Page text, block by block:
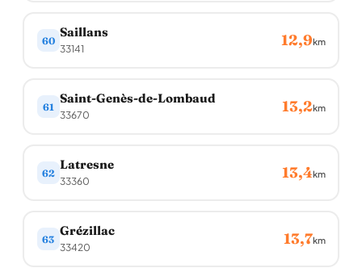
60
Saillans
33141 12,9km
61
Saint-Genès-de-Lombaud
33670 13,2km
62
Latresne
33360 13,4km
63
Grézillac
33420 13,7km